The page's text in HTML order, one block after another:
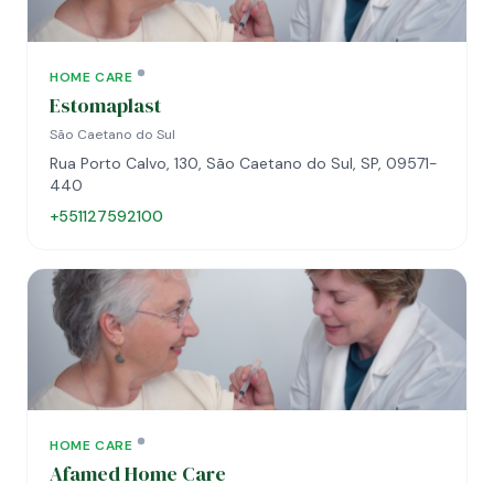
HOME CARE
Estomaplast
São Caetano do Sul
Rua Porto Calvo, 130, São Caetano do Sul, SP, 09571-
440
+551127592100
HOME CARE
Afamed Home Care